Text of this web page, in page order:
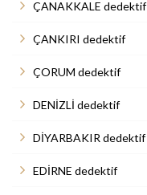
ÇANAKKALE dedektif
ÇANKIRI dedektif
ÇORUM dedektif
DENİZLİ dedektif
DİYARBAKIR dedektif
EDİRNE dedektif